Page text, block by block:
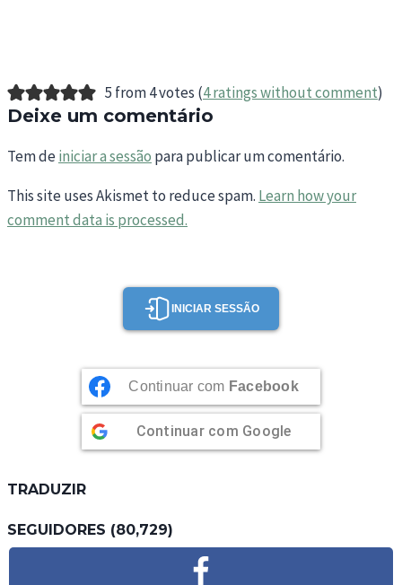
5 from 4 votes (4 ratings without comment)
Deixe um comentário
Tem deiniciar a sessão para publicar um comentário.
This site uses Akismet to reduce spam. Learn how your
comment data is processed.
INICIAR SESSÃO
Continuar com Facebook
Continuar com Google
TRADUZIR
SEGUIDORES (80,729)